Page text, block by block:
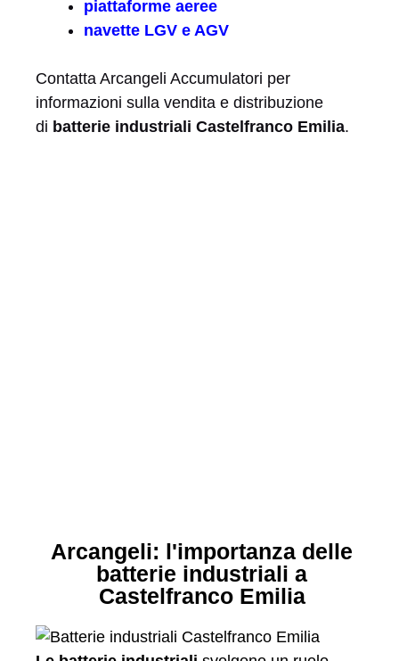
piattaforme aeree
navette LGV e AGV
Contatta Arcangeli Accumulatori per
informazioni sulla vendita e distribuzione
di batterie industriali Castelfranco Emilia.
Arcangeli: l'importanza delle
batterie industriali a
Castelfranco Emilia